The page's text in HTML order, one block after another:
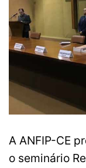
A ANFIP-CE
o seminário